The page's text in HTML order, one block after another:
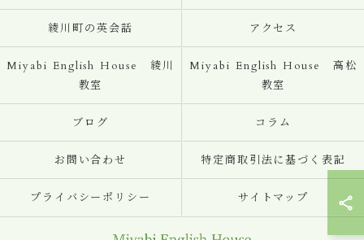
綾川町の英会話 アクセス
Miyabi English House 綾川
教室
Miyabi English House 高松
教室
ブログ コラム
お問い合わせ 特定商取引法に基づく表記
プライバシーポリシー サイトマップ